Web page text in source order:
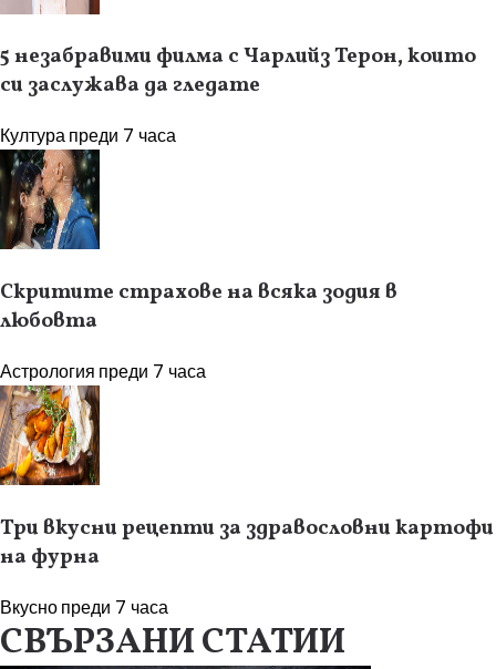
5 незабравими филма с Чарлийз Терон, които
си заслужава да гледате
Културапреди 7 часа
Скритите страхове на всяка зодия в
любовта
Астрология преди 7 часа
Три вкусни рецепти за здравословни картофи
на фурна
Вкуснопреди 7 часа
СВЪРЗАНИ СТАТИИ